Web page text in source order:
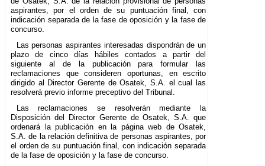
aspirantes, por el orden de su puntuación final, con
indicación separada de la fase de oposición y la fase de
concurso.
Las personas aspirantes interesadas dispondrán de un
plazo de cinco días hábiles contados a partir del
siguiente al de la publicación para formular las
reclamaciones que consideren oportunas, en escrito
dirigido al Director Gerente de Osatek, S.A. el cual las
resolverá previo informe preceptivo del Tribunal.
Las reclamaciones se resolverán mediante la
Disposición del Director Gerente de Osatek, S.A. que
ordenará la publicación en la página web de Osatek,
S.A. de la relación definitiva de personas aspirantes, por
el orden de su puntuación final, con indicación separada
de la fase de oposición y la fase de concurso.